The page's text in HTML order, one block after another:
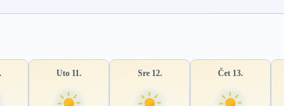
Uto 11. Sre 12. Čet 13.